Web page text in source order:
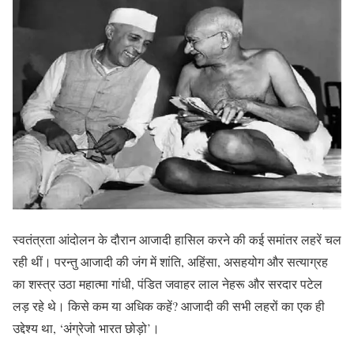
स्वतंत्रता आंदोलन के दौरान आजादी हासिल करने की कई समांतर लहरें चल
रही थीं। परन्तु आजादी की जंग में शांति, अहिंसा, असहयोग और सत्याग्रह
का शस्त्र उठा महात्मा गांधी, पंडित जवाहर लाल नेहरू और सरदार पटेल
लड़ रहे थे। किसे कम या अधिक कहें? आजादी की सभी लहरों का एक ही
उद्देश्य था, ‘अंग्रेजो भारत छोड़ो’।